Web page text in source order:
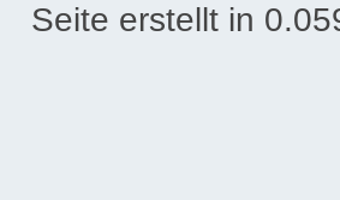
Seite erstellt in